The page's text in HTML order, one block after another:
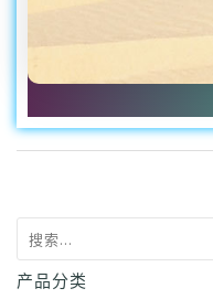
产品分类